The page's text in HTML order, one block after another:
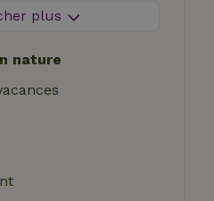
d'artifice
(WiFi)
plus
nature